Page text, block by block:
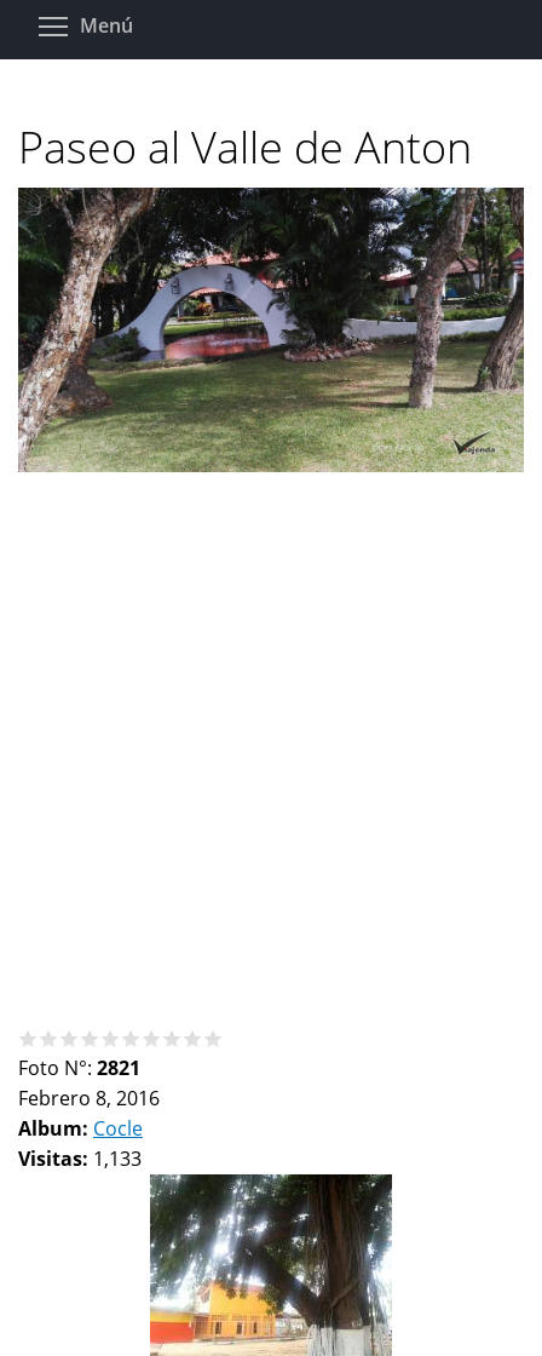
Pasar
Menú
Paseo al Valle de Anton
Foto N°: 2821
Febrero 8, 2016
Album: Cocle
Visitas: 1,133